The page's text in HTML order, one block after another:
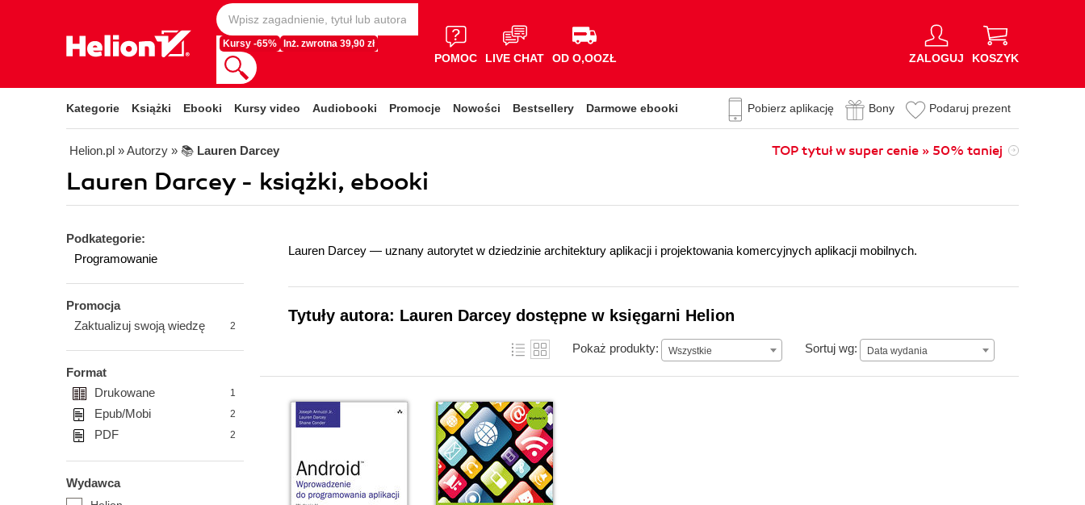
Kursy -65% Inż. zwrotna 39,90 zł
POMOC LIVE CHAT OD O,OOZŁ ZALOGUJ KOSZYK
Kategorie Książki Ebooki Kursy video Audiobooki Promocje Nowości Bestsellery Darmowe ebooki Pobierz aplikację Bony Podaruj prezent
Helion.pl » Autorzy » 📚 Lauren Darcey TOP tytuł w super cenie » 50% taniej
Lauren Darcey - książki, ebooki
Podkategorie:
Programowanie
Promocja
Zaktualizuj swoją wiedzę
2
Format
Drukowane
1
Epub/Mobi 2
PDF 2
Wydawca
Lauren Darcey — uznany autorytet w dziedzinie architektury aplikacji i projektowania komercyjnych aplikacji mobilnych.
Tytuły autora: Lauren Darcey dostępne w księgarni Helion
Pokaż produkty: Wszystkie Sortuj wg: Data wydania
Data wydania